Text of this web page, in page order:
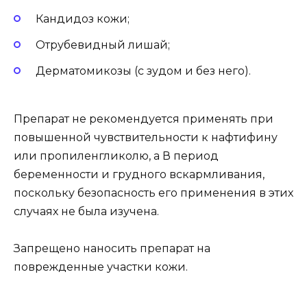
Кандидоз кожи;
Отрубевидный лишай;
Дерматомикозы (с зудом и без него).
Препарат не рекомендуется применять при
повышенной чувствительности к нафтифину
или пропиленгликолю, а В период
беременности и грудного вскармливания,
поскольку безопасность его применения в этих
случаях не была изучена.
Запрещено наносить препарат на
поврежденные участки кожи.